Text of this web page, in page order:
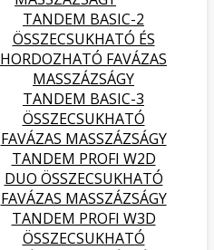
TANDEM BASIC-2
ÖSSZECSUKHATÓ ÉS
HORDOZHATÓ FAVÁZAS
MASSZÁZSÁGY
TANDEM BASIC-3
ÖSSZECSUKHATÓ
FAVÁZAS MASSZÁZSÁGY
TANDEM PROFI W2D
DUO ÖSSZECSUKHATÓ
FAVÁZAS MASSZÁZSÁGY
TANDEM PROFI W3D
ÖSSZECSUKHATÓ